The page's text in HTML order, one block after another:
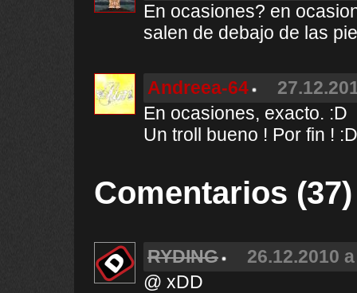
En ocasiones? en
salen de debajo de las
Andreea-64
En ocasiones, exacto. :D
Un troll bueno ! Por fin ! :D
Comentarios (37)
RYDING
26.12.2010
@ xDD